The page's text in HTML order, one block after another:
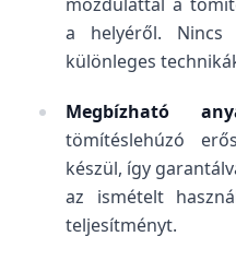
a helyéről. Nincs
különleges
Megbízható
tömítéslehúzó
készül, így
az ismételt
teljesítményt.